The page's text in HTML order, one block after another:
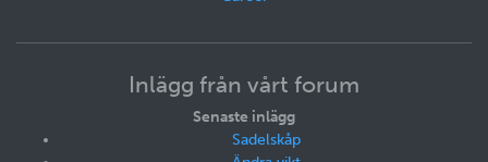
Inlägg från vårt forum
Senaste inlägg
Sadelskåp